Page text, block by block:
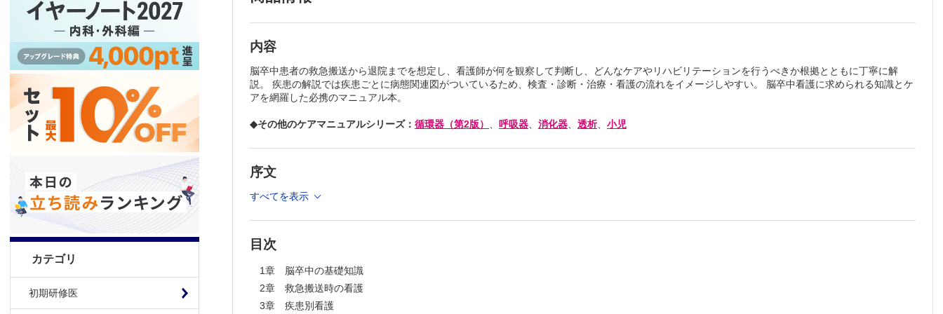
カテゴリ
初期研修医
内容
脳卒中患者の救急搬送から退院までを想定し、看護師が何を観察して判断し、どんなケアやリハビリテーションを行うべきか根拠とともに丁寧に解
説。 疾患の解説では疾患ごとに病態関連図がついているため、検査・診断・治療・看護の流れをイメージしやすい。 脳卒中看護に求められる知識とケ
アを網羅した必携のマニュアル本。
◆その他のケアマニュアルシリーズ： 循環器（第2版） 呼吸器 消化器 透析、 小児
序文
すべてを表示
目次
1章 脳卒中の基礎知識
2章 救急搬送時の看護
3章 疾患別看護